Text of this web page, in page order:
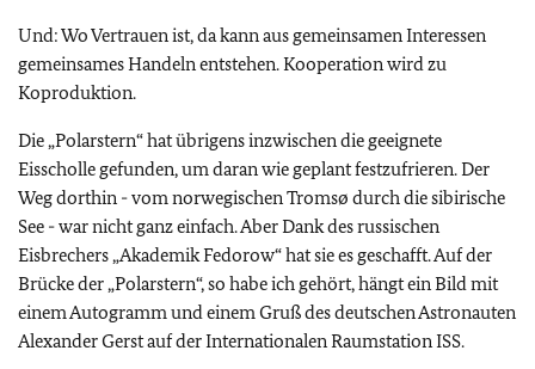
Und: Wo Vertrauen ist, da kann aus gemeinsamen Interessen
gemeinsames Handeln entstehen. Kooperation wird zu
Koproduktion.
Die „Polarstern“ hat übrigens inzwischen die geeignete
Eisscholle gefunden, um daran wie geplant festzufrieren. Der
Weg dorthin - vom norwegischen Tromsø durch die sibirische
See - war nicht ganz einfach. Aber Dank des russischen
Eisbrechers „Akademik Fedorow“ hat sie es geschafft. Auf der
Brücke der „Polarstern“, so habe ich gehört, hängt ein Bild mit
einem Autogramm und einem Gruß des deutschen Astronauten
Alexander Gerst auf der Internationalen Raumstation ISS.